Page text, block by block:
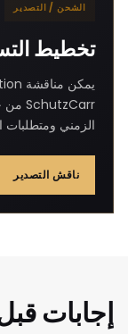
الشحن / التصدير
تخطيط
الزمني ومتطلبات
ناقش التصدير
إجابات